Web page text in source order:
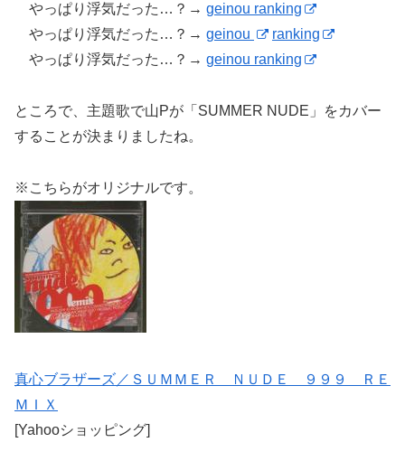
やっぱり浮気だった…？→ geinou ranking
やっぱり浮気だった…？→ geinou
ranking
やっぱり浮気だった…？→ geinou ranking
ところで、主題歌で山Pが「SUMMER NUDE」をカバー
することが決まりましたね。
※こちらがオリジナルです。
真心ブラザーズ／ＳＵＭＭＥＲ ＮＵＤＥ ９９９ ＲＥ
ＭＩＸ
[Yahooショッピング]